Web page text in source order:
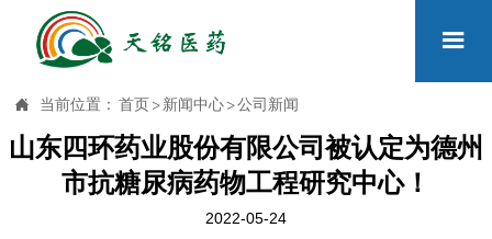

 当前位置： 首页 > 新闻中心 >公司新闻
山东四环药业股份有限公司被认定为德州
市抗糖尿病药物工程研究中心！
2022-05-24